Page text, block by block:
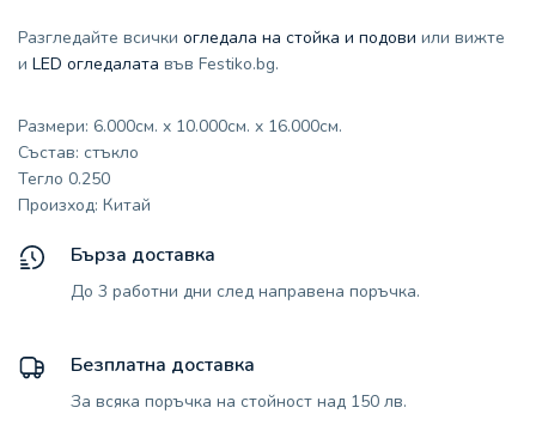
Разгледайте всички огледала на стойка и подови или вижте
и LED огледалата във Festiko.bg.
Размери: 6.000см. x 10.000см. x 16.000см.
Състав: стъкло
Тегло 0.250
Произход: Китай
Бърза доставка
До 3 работни дни след направена поръчка.
Безплатна доставка
За всяка поръчка на стойност над 150 лв.